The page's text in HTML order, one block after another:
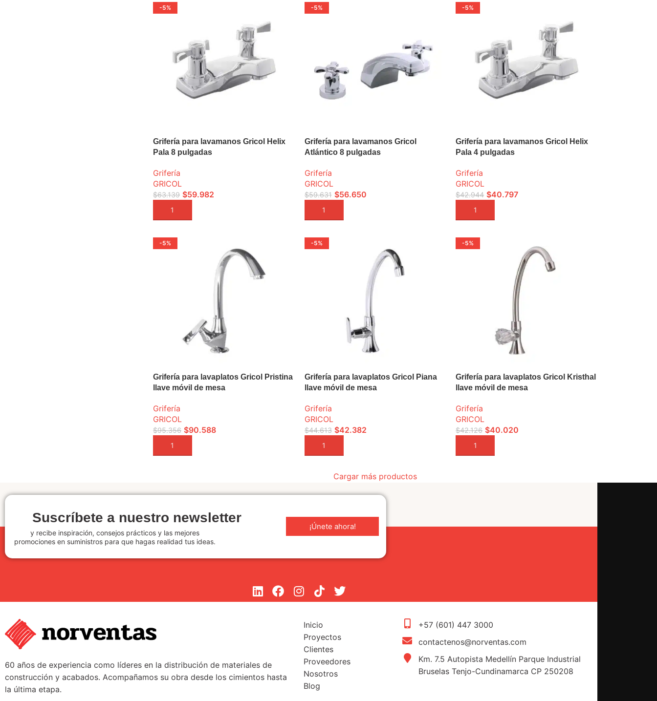
-5%
Grifería para lavamanos Gricol Helix
Pala 8 pulgadas
Grifería
GRICOL
$63.139 $59.982
AÑADIR A LA CESTA
-5%
Grifería para lavamanos Gricol
Atlántico 8 pulgadas
Grifería
GRICOL
$59.631 $56.650
AÑADIR A LA CESTA
-5%
Grifería para lavamanos Gricol Helix
Pala 4 pulgadas
Grifería
GRICOL
$42.944 $40.797
AÑADIR A LA CESTA
-5%
Grifería para lavaplatos Gricol Pristina
llave móvil de mesa
Grifería
GRICOL
$95.356 $90.588
AÑADIR A LA CESTA
-5%
Grifería para lavaplatos Gricol Piana
llave móvil de mesa
Grifería
GRICOL
$44.613 $42.382
AÑADIR A LA CESTA
-5%
Grifería para lavaplatos Gricol Kristhal
llave móvil de mesa
Grifería
GRICOL
$42.126 $40.020
AÑADIR A LA CESTA
Cargar más productos
Suscríbete a nuestro newsletter
y recibe inspiración, consejos prácticos y las mejores
promociones en suministros para que hagas realidad tus ideas.
¡Únete ahora!
60 años de experiencia como líderes en la distribución de materiales de
construcción y acabados. Acompañamos su obra desde los cimientos hasta
la última etapa.
Inicio
Proyectos
Clientes
Proveedores
Nosotros
Blog
+57 (601) 447 3000
contactenos@norventas.com
Km. 7.5 Autopista Medellín Parque Industrial
Bruselas Tenjo-Cundinamarca CP 250208